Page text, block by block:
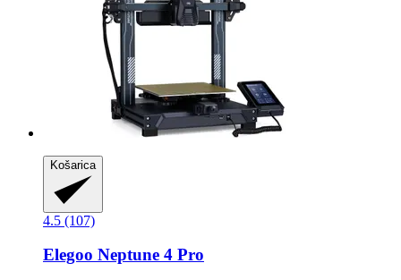
Košarica
4.5 (107)
Elegoo Neptune 4 Pro